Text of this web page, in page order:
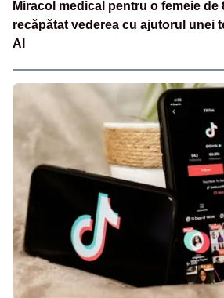
Miracol medical pentru o femeie de
recăpătat vederea cu ajutorul unei
AI